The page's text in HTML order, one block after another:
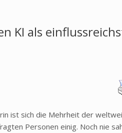
KI als
ist sich die Mehrheit der
Personen einig. Noch nie